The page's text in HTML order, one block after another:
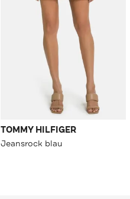
TOMMY HILFIGER
Jeansrock blau